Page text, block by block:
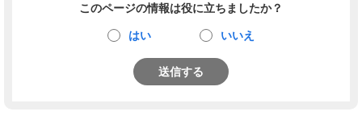
このページの情報は役に立ちましたか？
はい いいえ
送信する